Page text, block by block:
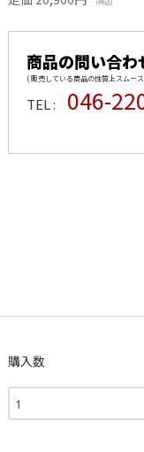
(税込)
商品の問い合わ
( 販売している商品の性質上スムー
TEL : 046-
購入数